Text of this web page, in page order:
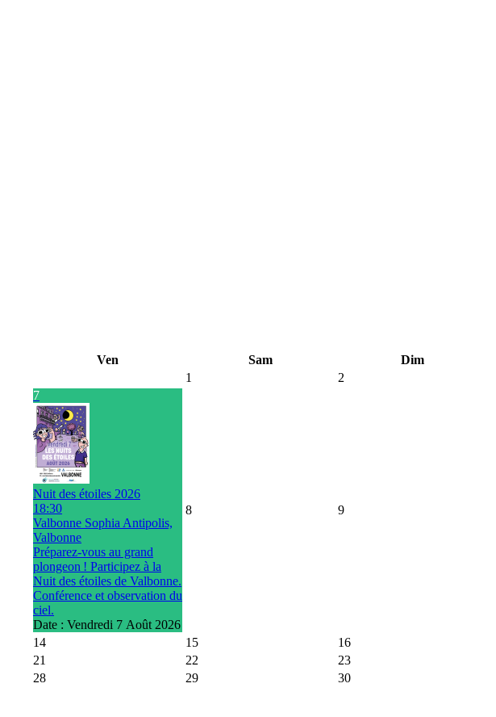
Ven Sam
Dim
1
2
7
Nuit des étoiles 2026
18:30
Valbonne Sophia Antipolis,
Valbonne
Préparez-vous au grand
plongeon ! Participez à la
Nuit des étoiles de Valbonne.
Conférence et observation du
ciel.
Date : Vendredi 7 Août 2026
8 9
14 15
16
21 22
23
28 29
30